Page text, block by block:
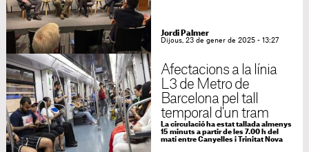
Jordi Palmer
Dijous, 23 de gener de 2025 - 13:27
Afectacions a la línia
L3 de Metro de
Barcelona pel tall
temporal d'un tram
La circulació ha estat tallada almenys
15 minuts a partir de les 7.00 h del
matí entre Canyelles i Trinitat Nova